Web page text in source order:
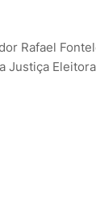
Rafael